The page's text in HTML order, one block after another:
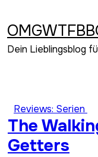
springen
Dein Lieblingsblog
Reviews: Serien
The
Getters